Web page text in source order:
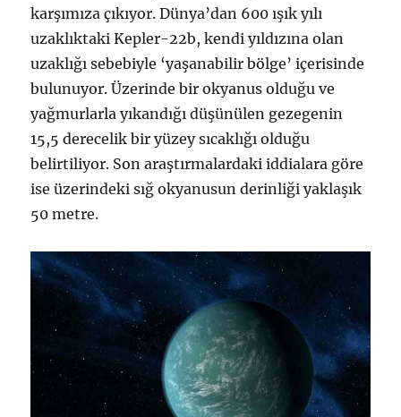
karşımıza çıkıyor. Dünya’dan 600 ışık yılı
uzaklıktaki Kepler-22b, kendi yıldızına olan
uzaklığı sebebiyle ‘yaşanabilir bölge’ içerisinde
bulunuyor. Üzerinde bir okyanus olduğu ve
yağmurlarla yıkandığı düşünülen gezegenin
15,5 derecelik bir yüzey sıcaklığı olduğu
belirtiliyor. Son araştırmalardaki iddialara göre
ise üzerindeki sığ okyanusun derinliği yaklaşık
50 metre.